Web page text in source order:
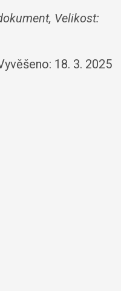
Velikost:
18. 3. 2025